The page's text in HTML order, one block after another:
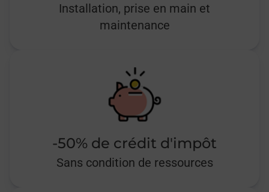
Installation, prise en main et
maintenance
-50% de crédit d'impôt
Sans condition de ressources